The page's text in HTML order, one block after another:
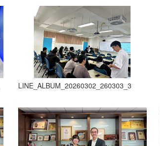
LINE_ALBUM_20260302_260303_3